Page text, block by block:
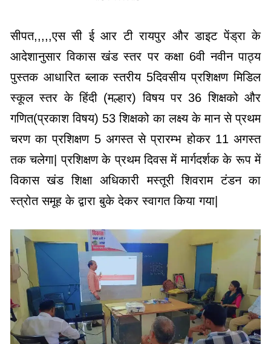
सीपत,,,,,एस सी ई आर टी रायपुर और डाइट पेंड्रा के
आदेशानुसार विकास खंड स्तर पर कक्षा 6वी नवीन पाठ्य
पुस्तक आधारित ब्लाक स्तरीय 5दिवसीय प्रशिक्षण मिडिल
स्कूल स्तर के हिंदी (मल्हार) विषय पर 36 शिक्षको और
गणित(प्रकाश विषय) 53 शिक्षको का लक्ष्य के मान से प्रथम
चरण का प्रशिक्षण 5 अगस्त से प्रारम्भ होकर 11 अगस्त
तक चलेगा| प्रशिक्षण के प्रथम दिवस में मार्गदर्शक के रूप में
विकास खंड शिक्षा अधिकारी मस्तूरी शिवराम टंडन का
स्त्रोत समूह के द्वारा बुके देकर स्वागत किया गया|